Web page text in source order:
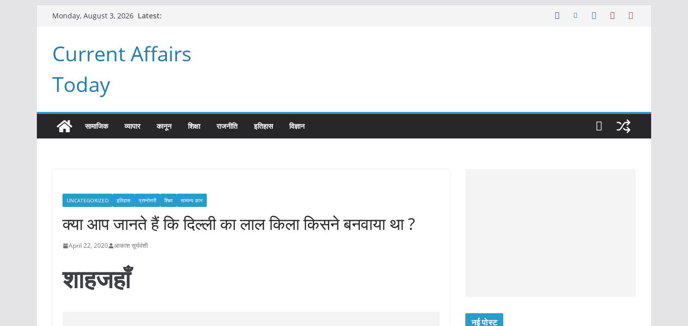
Monday, August 3, 2026 Latest:
Current Affairs
Today
सामाजिक व्यापार कानून शिक्षा राजनीति इतिहास विज्ञान
UNCATEGORIZED इतिहास प्रश्नोत्तरी शिक्षा सामान्य ज्ञान
क्या आप जानते हैं कि दिल्ली का लाल किला किसने बनवाया था ?
April 22, 2020 आकाश सूर्यवंशी
शाहजहाँ
नई पोस्ट